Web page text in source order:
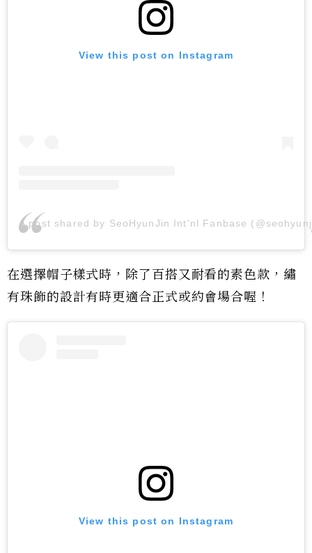
View this post on Instagram
A post shared by SeoHyunJin Int'nl Fanbase
在選擇帽子樣式時，除了百搭又耐看的素色款，繡
有珠飾的設計有時更適合正式或約會場合喔！
View this post on Instagram